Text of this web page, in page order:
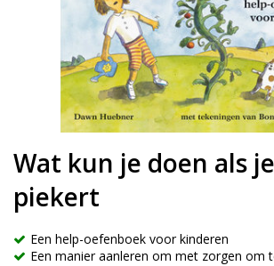
Wat kun je doen als
piekert
Een help-oefenboek voor kinderen
Een manier aanleren om met zorgen om